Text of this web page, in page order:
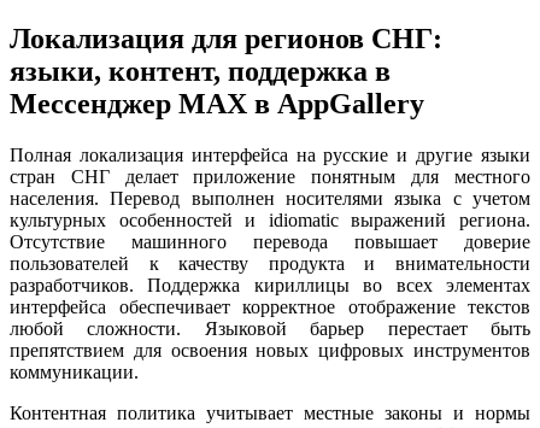
Локализация для регионов СНГ:
языки, контент, поддержка в
Мессенджер MAX в AppGallery
Полная локализация интерфейса на русские и другие языки
стран СНГ делает приложение понятным для местного
населения. Перевод выполнен носителями языка с учетом
культурных особенностей и idiomatic выражений региона.
Отсутствие машинного перевода повышает доверие
пользователей к качеству продукта и внимательности
разработчиков. Поддержка кириллицы во всех элементах
интерфейса обеспечивает корректное отображение текстов
любой сложности. Языковой барьер перестает быть
препятствием для освоения новых цифровых инструментов
коммуникации.
Контентная политика учитывает местные законы и нормы